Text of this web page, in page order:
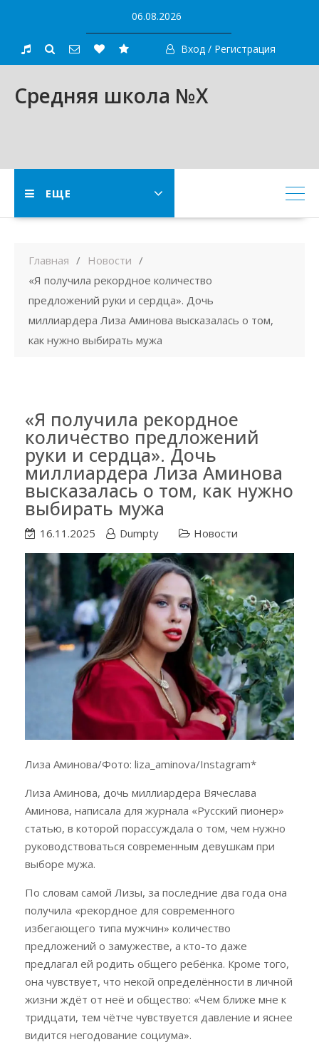
content
06.08.2026
Вход / Регистрация
Средняя школа №X
ЕЩЕ
Главная
Новости
«Я получила рекордное количество
предложений руки и сердца». Дочь
миллиардера Лиза Аминова высказалась о том,
как нужно выбирать мужа
«Я получила рекордное
количество предложений
руки и сердца». Дочь
миллиардера Лиза Аминова
высказалась о том, как нужно
выбирать мужа
16.11.2025 Dumpty Новости
Лиза Аминова/Фото: liza_aminova/Instagram*
Лиза Аминова, дочь миллиардера Вячеслава
Аминова, написала для журнала «Русский пионер»
статью, в которой порассуждала о том, чем нужно
руководствоваться современным девушкам при
выборе мужа.
По словам самой Лизы, за последние два года она
получила «рекордное для современного
избегающего типа мужчин» количество
предложений о замужестве, а кто-то даже
предлагал ей родить общего ребёнка. Кроме того,
она чувствует, что некой определённости в личной
жизни ждёт от неё и общество: «Чем ближе мне к
тридцати, тем чётче чувствуется давление и яснее
видится негодование социума».